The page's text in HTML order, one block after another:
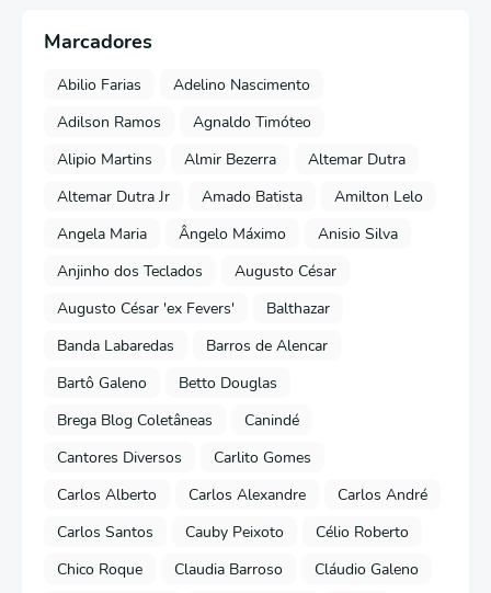
Marcadores
Abilio Farias
Adelino Nascimento
Adilson Ramos
Agnaldo Timóteo
Alipio Martins
Almir Bezerra
Altemar Dutra
Altemar Dutra Jr
Amado Batista
Amilton Lelo
Angela Maria
Ângelo Máximo
Anisio Silva
Anjinho dos Teclados
Augusto César
Augusto César 'ex Fevers'
Balthazar
Banda Labaredas
Barros de Alencar
Bartô Galeno
Betto Douglas
Brega Blog Coletâneas
Canindé
Cantores Diversos
Carlito Gomes
Carlos Alberto
Carlos Alexandre
Carlos André
Carlos Santos
Cauby Peixoto
Célio Roberto
Chico Roque
Claudia Barroso
Cláudio Galeno